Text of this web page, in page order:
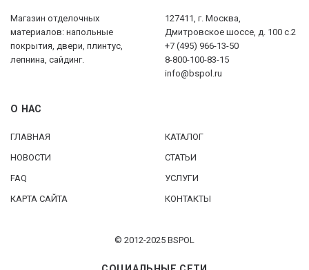
Магазин отделочных
материалов: напольные
покрытия, двери, плинтус,
лепнина, сайдинг.
127411, г. Москва,
Дмитровское шоссе, д. 100 с.2
+7 (495) 966-13-50
8-800-100-83-15
info@bspol.ru
О НАС
ГЛАВНАЯ
КАТАЛОГ
НОВОСТИ
СТАТЬИ
FAQ
УСЛУГИ
КАРТА САЙТА
КОНТАКТЫ
© 2012-2025 BSPOL